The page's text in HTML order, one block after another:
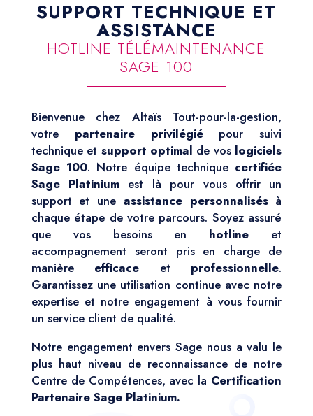
SUPPORT TECHNIQUE ET
ASSISTANCE
HOTLINE TÉLÉMAINTENANCE
SAGE 100
Bienvenue chez Altaïs Tout-pour-la-gestion,
votre partenaire privilégiépour suivi
technique et support optimal de vos logiciels
Sage 100. Notre équipe technique certifiée
Sage Platinium est là pour vous offrir un
support et une assistance personnalisésà
chaque étape de votre parcours. Soyez assuré
que vos besoins en hotline et
accompagnement seront pris en charge de
manière efficace et professionnelle.
Garantissez une utilisation continue avec notre
expertise et notre engagement à vous fournir
un service client de qualité.
Notre engagement envers Sage nous a valu le
plus haut niveau de reconnaissance de notre
Centre de Compétences, avec la Certification
Partenaire Sage Platinium.